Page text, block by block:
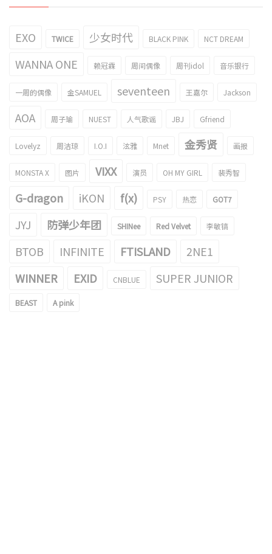
EXO TWICE 少女时代 BLACK PINK NCT DREAM
WANNA ONE 赖冠霖 周间偶像 周刊idol 音乐银行
一周的偶像 金SAMUEL seventeen 王嘉尔 Jackson
AOA 周子瑜 NUEST 人气歌谣 JBJ Gfriend
Lovelyz 周洁琼 I.O.I 泫雅 Mnet 金秀贤 画报
MONSTA X 图片 VIXX 演员 OH MY GIRL 裴秀智
G-dragon iKON f(x) PSY 热恋 GOT7
JYJ 防弹少年团 SHINee Red Velvet 李敏镐
BTOB INFINITE FTISLAND
2NE1
WINNER
EXID CNBLUE SUPER JUNIOR
BEAST A pink